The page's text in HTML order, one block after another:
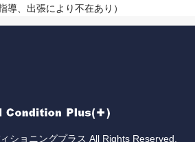
導、出張により不在あり）
ショニングプラス All Rights Reserved.